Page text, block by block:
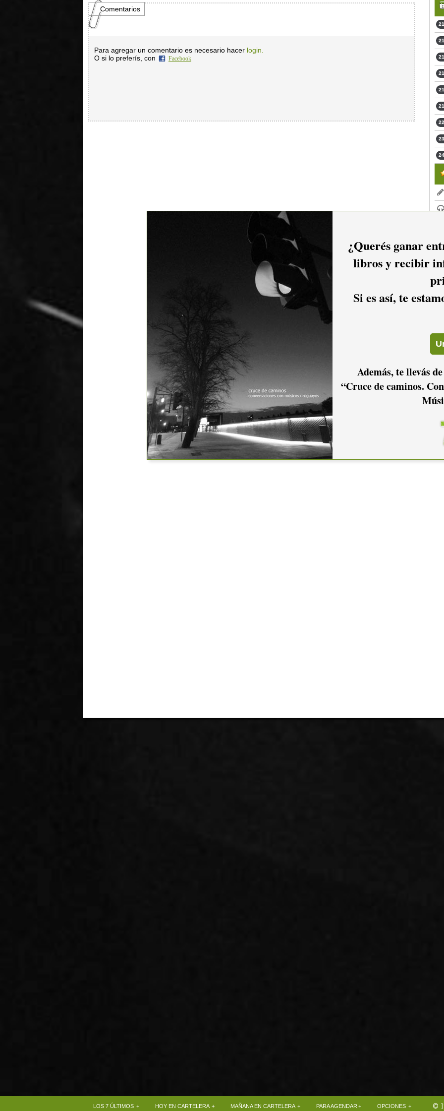
Comentarios
Para agregar un comentario es necesario hacer login.
O si lo preferís, con
Facebook
LOS 7 ÚLTIMOS + HOY EN CARTELERA + MAÑANA EN CARTELERA + PARA AGENDAR + OPCIONES + ©
¿Querés ganar
libros y recibir
Si es así, te
Además, te llevás
“Cruce de caminos.